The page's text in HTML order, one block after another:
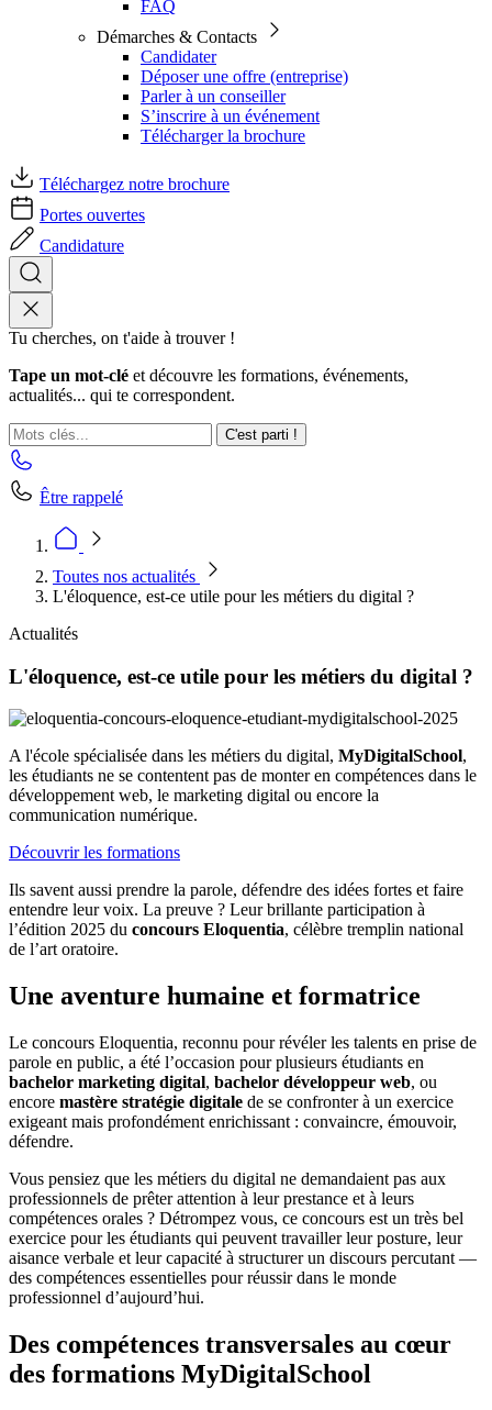
FAQ
Démarches & Contacts
Candidater
Déposer une offre (entreprise)
Parler à un conseiller
S’inscrire à un événement
Télécharger la brochure
Téléchargez notre brochure
Portes ouvertes
Candidature
Tu cherches, on t'aide à trouver !
Tape un mot-clé et découvre les formations, événements,
actualités... qui te correspondent.
C'est parti !
Être rappelé
Toutes nos actualités
L'éloquence, est-ce utile pour les métiers du digital ?
Actualités
L'éloquence, est-ce utile pour les métiers du digital ?
A l'école spécialisée dans les métiers du digital, MyDigitalSchool,
les étudiants ne se contentent pas de monter en compétences dans le
développement web, le marketing digital ou encore la
communication numérique.
Découvrir les formations
Ils savent aussi prendre la parole, défendre des idées fortes et faire
entendre leur voix. La preuve ? Leur brillante participation à
l’édition 2025 du concours Eloquentia, célèbre tremplin national
de l’art oratoire.
Une aventure humaine et formatrice
Le concours Eloquentia, reconnu pour révéler les talents en prise de
parole en public, a été l’occasion pour plusieurs étudiants en
bachelor marketing digital, bachelor développeur web, ou
encore mastère stratégie digitale de se confronter à un exercice
exigeant mais profondément enrichissant : convaincre, émouvoir,
défendre.
Vous pensiez que les métiers du digital ne demandaient pas aux
professionnels de prêter attention à leur prestance et à leurs
compétences orales ? Détrompez vous, ce concours est un très bel
exercice pour les étudiants qui peuvent travailler leur posture, leur
aisance verbale et leur capacité à structurer un discours percutant —
des compétences essentielles pour réussir dans le monde
professionnel d’aujourd’hui.
Des compétences transversales au cœur
des formations MyDigitalSchool